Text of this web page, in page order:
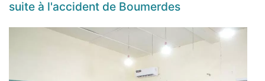
suite à l'accident de Boumerdes